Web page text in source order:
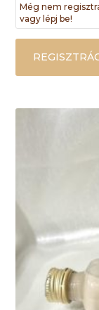
Még nem
vagy lépj be!